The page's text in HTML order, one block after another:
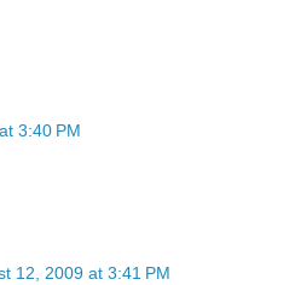
3:40 PM
12, 2009 at 3:41 PM